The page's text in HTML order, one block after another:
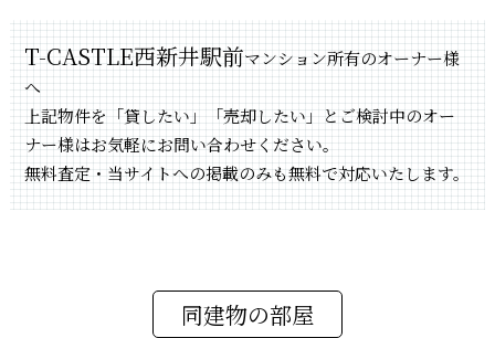
T-CASTLE西新井駅前マンション所有のオーナー様
へ
上記物件を「貸したい」「売却したい」とご検討中のオー
ナー様はお気軽にお問い合わせください。
無料査定・当サイトへの掲載のみも無料で対応いたします。
同建物の部屋